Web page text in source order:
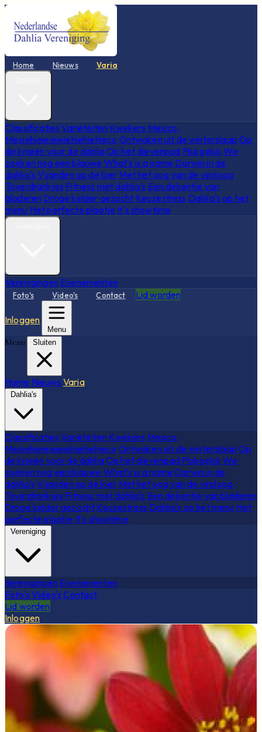
Home Nieuws Varia
Classificaties Variëteiten Kwekers Mexico,
Mexiehieieieieiehiehiehieco Ontwaken uit de winterslaap Op
de knieën voor de dahliaOp het dievenpad Plukgeluk We
zoeken nog een blauwe What's is a name Darwin in de
dahlia's Vijanden op de loer Met het oog van de viroloog
Toverdrankjes Fitness met dahlia's Een dekentje van
bladeren Droge kelder gezocht Keuzestress Dahlia's op het
menu Het perfecte plaatje It's showtime
Verenigingen Evenementen
Foto's Video's Contact Lid worden
Inloggen
Menu
Menu Sluiten
Home Nieuws Varia
Dahlia's
Classificaties Variëteiten Kwekers Mexico,
Mexiehieieieieiehiehiehieco Ontwaken uit de winterslaap Op
de knieën voor de dahliaOp het dievenpad Plukgeluk We
zoeken nog een blauwe What's is a name Darwin in de
dahlia's Vijanden op de loer Met het oog van de viroloog
Toverdrankjes Fitness met dahlia's Een dekentje van bladeren
Droge kelder gezocht Keuzestress Dahlia's op het menu Het
perfecte plaatje It's showtime
Vereniging
Verenigingen Evenementen
Foto's Video's Contact
Lid worden
Inloggen